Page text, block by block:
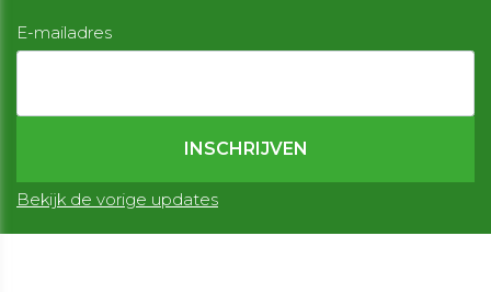
E-mailadres
Bekijk de vorige updates